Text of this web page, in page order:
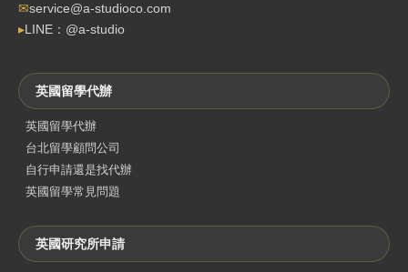
✉service@a-studioco.com
▸LINE：@a-studio
英國留學代辦
英國留學代辦
台北留學顧問公司
自行申請還是找代辦
英國留學常見問題
英國研究所申請